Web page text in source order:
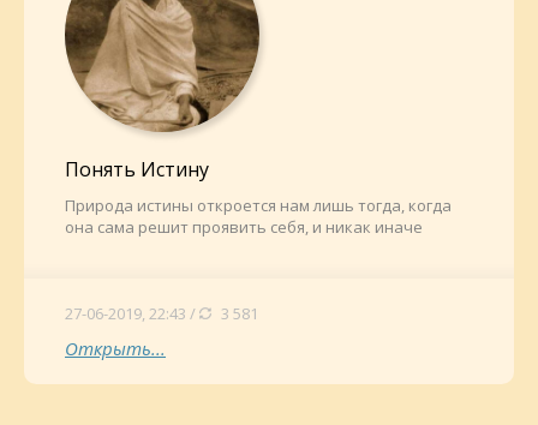
Понять Истину
Природа истины откроется нам лишь тогда, когда
она сама решит проявить себя, и никак иначе
27-06-2019, 22:43 / 3 581
Открыть...